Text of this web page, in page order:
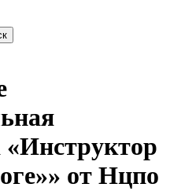
«Инструктор
от Нцпо